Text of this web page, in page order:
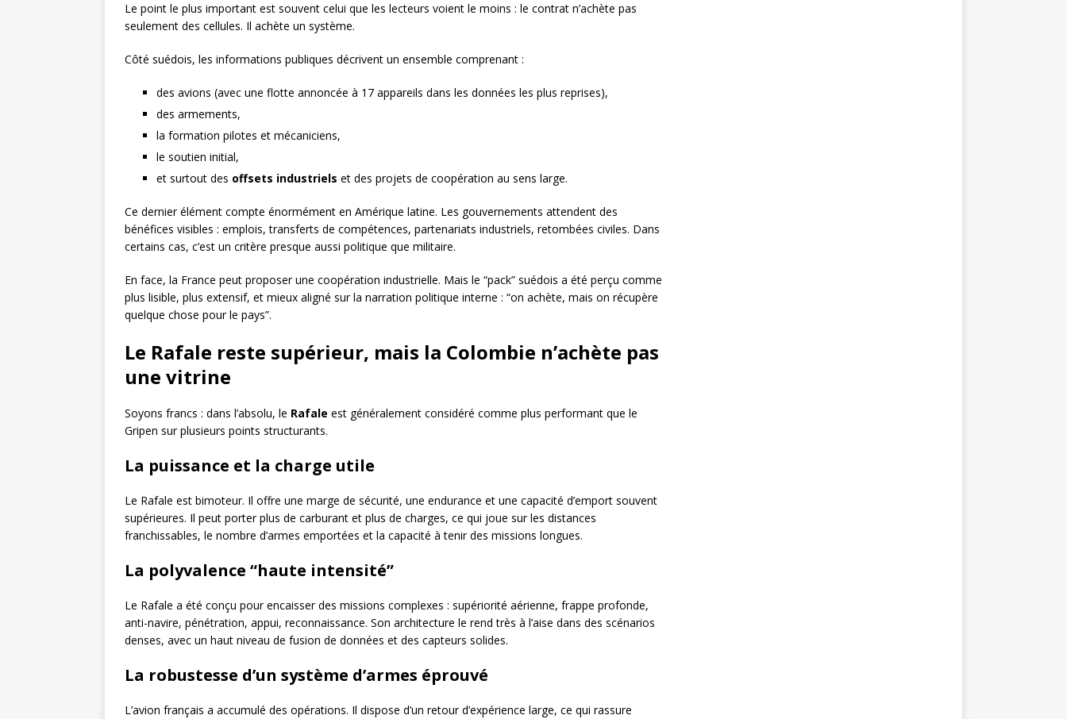
Le point le plus important est souvent celui que les lecteurs voient le moins : le contrat n’achète pas
seulement des cellules. Il achète un système.
Côté suédois, les informations publiques décrivent un ensemble comprenant :
des avions (avec une flotte annoncée à 17 appareils dans les données les plus reprises),
des armements,
la formation pilotes et mécaniciens,
le soutien initial,
et surtout des offsets industriels et des projets de coopération au sens large.
Ce dernier élément compte énormément en Amérique latine. Les gouvernements attendent des
bénéfices visibles : emplois, transferts de compétences, partenariats industriels, retombées civiles. Dans
certains cas, c’est un critère presque aussi politique que militaire.
En face, la France peut proposer une coopération industrielle. Mais le “pack” suédois a été perçu comme
plus lisible, plus extensif, et mieux aligné sur la narration politique interne : “on achète, mais on récupère
quelque chose pour le pays”.
Le Rafale reste supérieur, mais la Colombie n’achète pas
une vitrine
Soyons francs : dans l’absolu, le Rafale est généralement considéré comme plus performant que le
Gripen sur plusieurs points structurants.
La puissance et la charge utile
Le Rafale est bimoteur. Il offre une marge de sécurité, une endurance et une capacité d’emport souvent
supérieures. Il peut porter plus de carburant et plus de charges, ce qui joue sur les distances
franchissables, le nombre d’armes emportées et la capacité à tenir des missions longues.
La polyvalence “haute intensité”
Le Rafale a été conçu pour encaisser des missions complexes : supériorité aérienne, frappe profonde,
anti-navire, pénétration, appui, reconnaissance. Son architecture le rend très à l’aise dans des scénarios
denses, avec un haut niveau de fusion de données et des capteurs solides.
La robustesse d’un système d’armes éprouvé
L’avion français a accumulé des opérations. Il dispose d’un retour d’expérience large, ce qui rassure